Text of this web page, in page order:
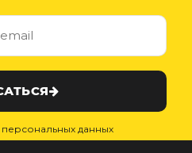
данных